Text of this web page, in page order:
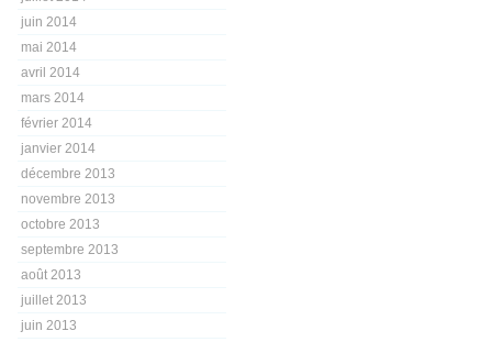
juin 2014
mai 2014
avril 2014
mars 2014
février 2014
janvier 2014
décembre 2013
novembre 2013
octobre 2013
septembre 2013
août 2013
juillet 2013
juin 2013